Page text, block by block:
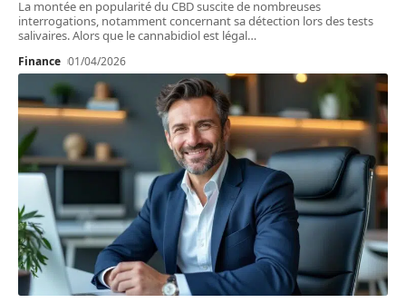
La montée en popularité du CBD suscite de nombreuses
interrogations, notamment concernant sa détection lors des tests
salivaires. Alors que le cannabidiol est légal…
Finance 01/04/2026